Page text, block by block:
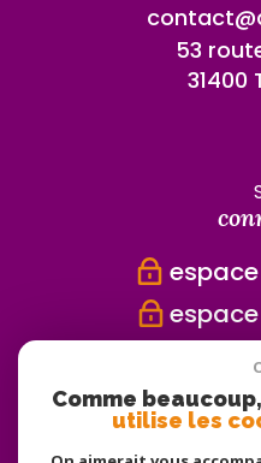
53
31400
Comme
utilise les